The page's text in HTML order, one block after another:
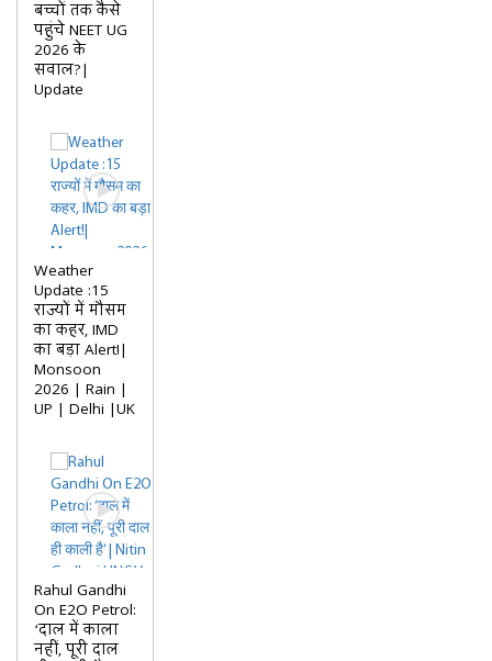
बच्चों तक कैसे
पहुंचे NEET UG
2026 के
सवाल?|
Update
Weather
Update :15
राज्यों में मौसम
का कहर, IMD
का बड़ा Alert!|
Monsoon
2026 | Rain |
UP | Delhi |UK
Rahul Gandhi
On E2O Petrol:
‘दाल में काला
नहीं, पूरी दाल